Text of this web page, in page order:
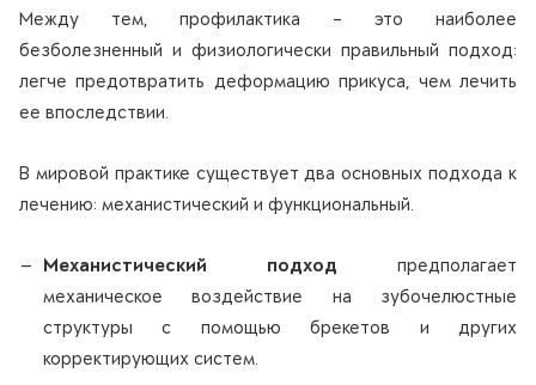
Между тем, профилактика – это наиболее
безболезненный и физиологически правильный подход:
легче предотвратить деформацию прикуса, чем лечить
ее впоследствии.
В мировой практике существует два основных подхода к
лечению: механистический и функциональный.
Механистический подход предполагает
механическое воздействие на зубочелюстные
структуры с помощью брекетов и других
корректирующих систем.